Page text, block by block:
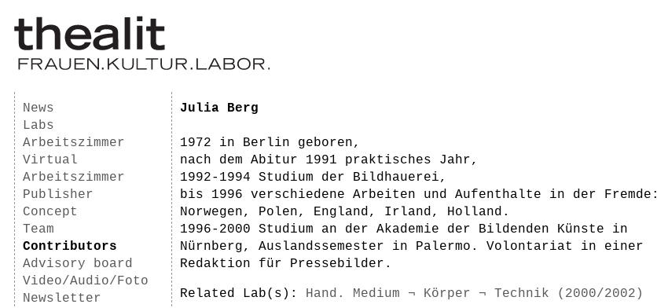
News
Labs
Arbeitszimmer
Virtual
Arbeitszimmer
Publisher
Concept
Team
Contributors
Advisory board
Video/Audio/Foto
Newsletter
Julia Berg
1972 in Berlin geboren,
nach dem Abitur 1991 praktisches Jahr,
1992-1994 Studium der Bildhauerei,
bis 1996 verschiedene Arbeiten und Aufenthalte in der Fremde:
Norwegen, Polen, England, Irland, Holland.
1996-2000 Studium an der Akademie der Bildenden Künste in
Nürnberg, Auslandssemester in Palermo. Volontariat in einer
Redaktion für Pressebilder.
Related Lab(s): Hand. Medium ¬ Körper ¬ Technik (2000/2002)